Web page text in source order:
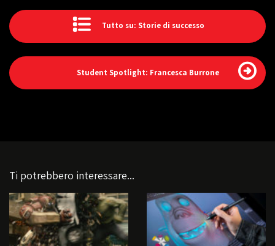
Tutto su: Storie di successo
Student Spotlight: Francesca Burrone
Ti potrebbero interessare...